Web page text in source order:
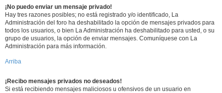
¡No puedo enviar un mensaje privado!
Hay tres razones posibles; no está registrado y/o identificado, La
Administración del foro ha deshabilitado la opción de mensajes privados para
todos los usuarios, o bien La Administración ha deshabilitado para usted, o su
grupo de usuarios, la opción de enviar mensajes. Comuníquese con La
Administración para más información.
Arriba
¡Recibo mensajes privados no deseados!
Si está recibiendo mensajes maliciosos u ofensivos de un usuario en